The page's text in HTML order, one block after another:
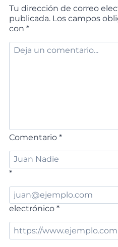
Tu dirección de correo
publicada. Los campos
con *
Comentario *
*
electrónico *